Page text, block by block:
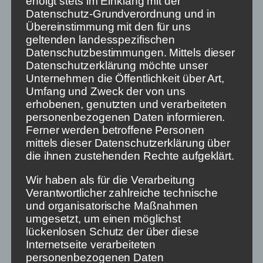
deutsche Haushalte liefern kann, die im Zweifel
vollkommen frei von Informationen ist. RTL und ZDF
müssen regelmäßig Nachrichten senden (und deren
Produktion finanzieren), während Amazon Prime
diese Pflicht nicht erfüllen muss.
Mancher mag einwenden, dass auch Netflix
hochwertige Dokumentationen und Spotify
anspruchsvolle Podcasts fertigt. Das ist richtig. Nur
wer sie schauen möchte, muss sie aktiv suchen. Hier
liegt der feine, aber entscheidende Unterschied.
Die Aktivisten der„Humane Technology“-Bewegung
Serien-Streaming abzuschalten. Gegen
Mediensucht und „Binge Watching“:
Menschenfreundliche humane Technologie bedeute
eben, im Design nicht jede mögliche Versuchung
vorzusehen, sondern ebendiese möglichst zu
vermeiden.
Datenschutz-Grundverordnung und in
Übereinstimmung mit den für uns
geltenden landesspezifischen
Datenschutzbestimmungen. Mittels dieser
Datenschutzerklärung möchte unser
Unternehmen die Öffentlichkeit über Art,
Umfang und Zweck der von uns
erhobenen, genutzten und verarbeiteten
personenbezogenen Daten informieren.
Ferner werden betroffene Personen
mittels dieser Datenschutzerklärung über
die ihnen zustehenden Rechte aufgeklärt.
Wir haben als für die Verarbeitung
Verantwortlicher zahlreiche technische
und organisatorische Maßnahmen
umgesetzt, um einen möglichst
lückenlosen Schutz der über diese
Internetseite verarbeiteten
personenbezogenen Daten